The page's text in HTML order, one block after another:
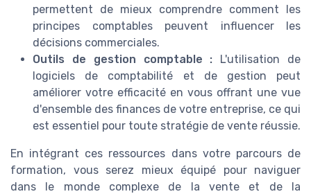
permettent de mieux comprendre comment les
principes comptables peuvent influencer les
décisions commerciales.
Outils de gestion comptable : L'utilisation de
logiciels de comptabilité et de gestion peut
améliorer votre efficacité en vous offrant une vue
d'ensemble des finances de votre entreprise, ce qui
est essentiel pour toute stratégie de vente réussie.
En intégrant ces ressources dans votre parcours de
formation, vous serez mieux équipé pour naviguer
dans le monde complexe de la vente et de la